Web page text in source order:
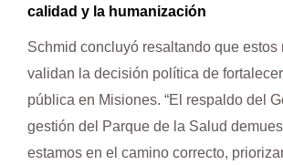
calidad y la humanización
Schmid concluyó resaltando que estos
validan la decisión política de
pública en Misiones. “El respaldo del
gestión del Parque de la Salud
estamos en el camino correcto,